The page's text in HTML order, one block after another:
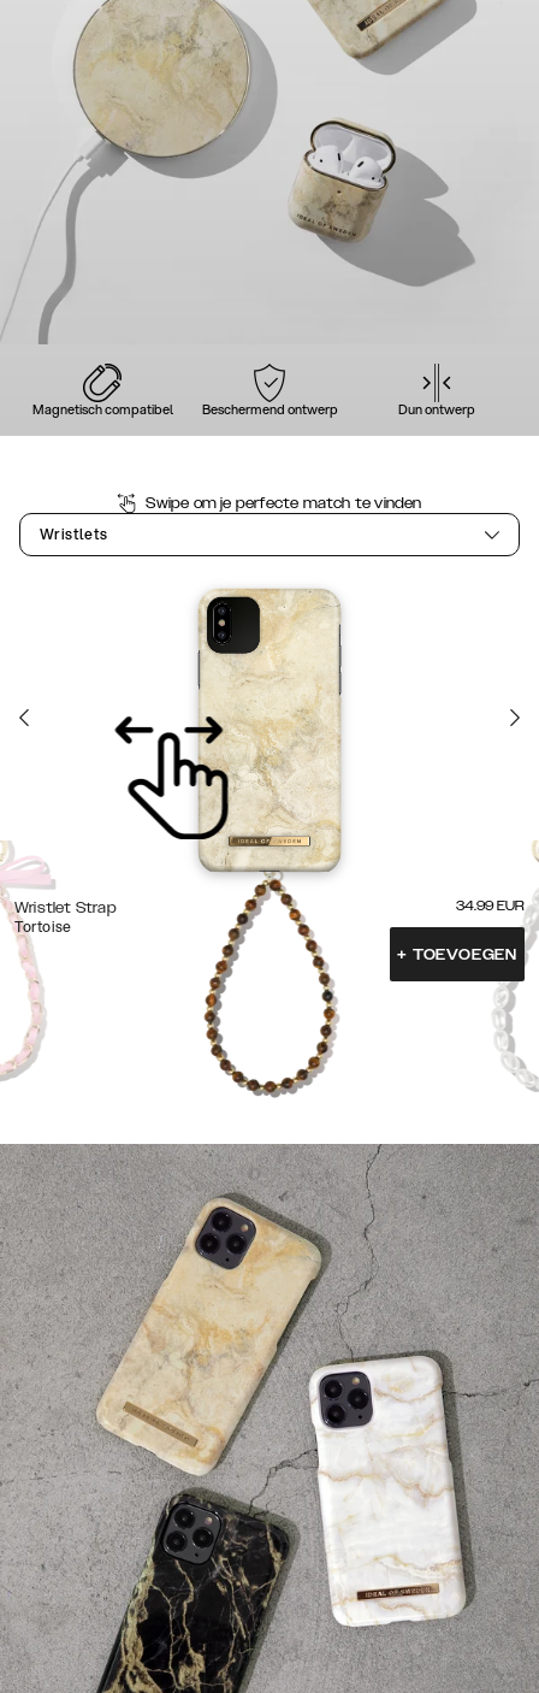
Magnetisch compatibel Beschermend ontwerp Dun ontwerp
Swipe om je perfecte match te vinden
Wristlets
Wristlet Strap
Tortoise
34.99 EUR
+ TOEVOEGEN